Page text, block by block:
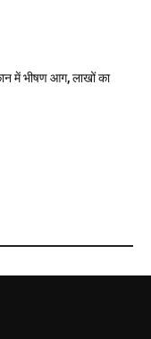
में भीषण आग, लाखों का